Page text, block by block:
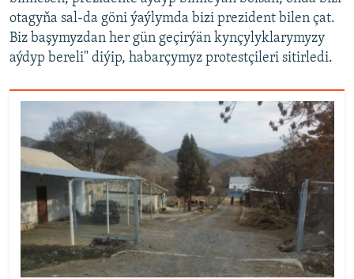
otagyňa sal-da göni ýaýlymda bizi prezident bilen çat.
Biz başymyzdan her gün geçirýän kynçylyklarymyzy
aýdyp bereli" diýip, habarçymyz protestçileri sitirledi.